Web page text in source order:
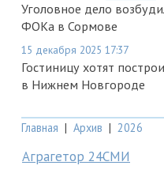
Уголовное дело
ФОКа в Сормове
15 декабря 2025 17:37
Гостиницу хотят
в Нижнем Новгороде
Главная | Архив | 2026
Аграгетор 24СМИ